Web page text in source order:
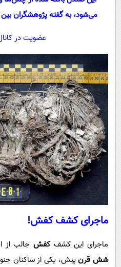
می‌شود، به گفته پژوهشگران بین ۶۵۲ تا ۶۹۶ سال قدمت دارد.
عضویت در
ماجرای کشف کفش!
ماجرای این کشفکفش جالب از
شش قرنپیش، یکی از ساکنان